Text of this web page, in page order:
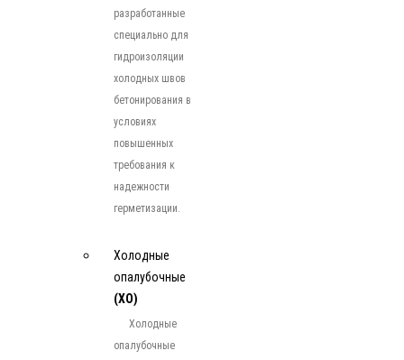
разработанные
специально для
гидроизоляции
холодных швов
бетонирования в
условиях
повышенных
требования к
надежности
герметизации.
Холодные
опалубочные
(ХО)
Холодные
опалубочные